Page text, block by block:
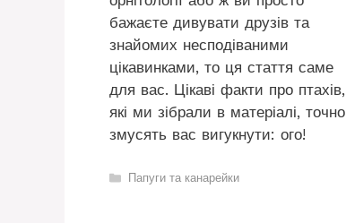
бажаєте дивувати друзів та
знайомих несподіваними
цікавинками, то ця стаття саме
для вас. Цікаві факти про птахів,
які ми зібрали в матеріалі, точно
змусять вас вигукнути: ого!
Категорії
Папуги та канарейки